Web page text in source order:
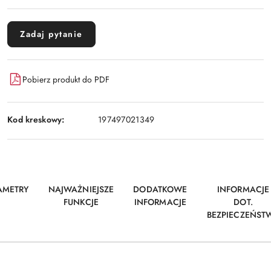
Zadaj pytanie
Pobierz produkt do PDF
Kod kreskowy: 197497021349
NAJWAŻNIEJSZE
FUNKCJE
DODATKOWE
INFORMACJE
INFORMACJE
DOT.